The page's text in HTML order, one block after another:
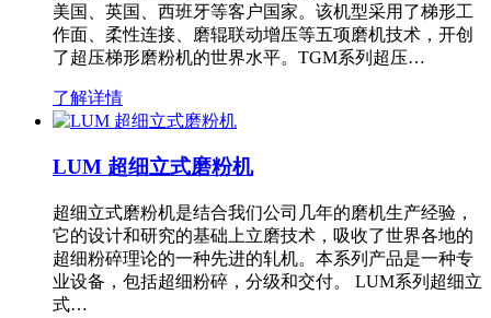
美国、英国、西班牙等客户国家。该机型采用了梯形工
作面、柔性连接、磨辊联动增压等五项磨机技术，开创
了超压梯形磨粉机的世界水平。TGM系列超压…
了解详情
LUM 超细立式磨粉机
超细立式磨粉机是结合我们公司几年的磨机生产经验，
它的设计和研究的基础上立磨技术，吸收了世界各地的
超细粉碎理论的一种先进的轧机。本系列产品是一种专
业设备，包括超细粉碎，分级和交付。 LUM系列超细立
式…